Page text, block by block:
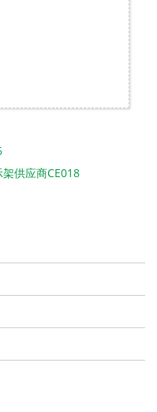
供应商CE018